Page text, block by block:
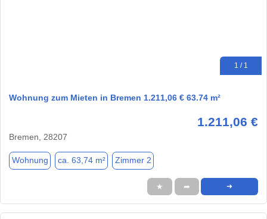
1 / 1
Wohnung zum Mieten in Bremen 1.211,06 € 63.74 m²
1.211,06 €
Bremen, 28207
Wohnung ca. 63,74 m² Zimmer 2
★ ➦ ➜